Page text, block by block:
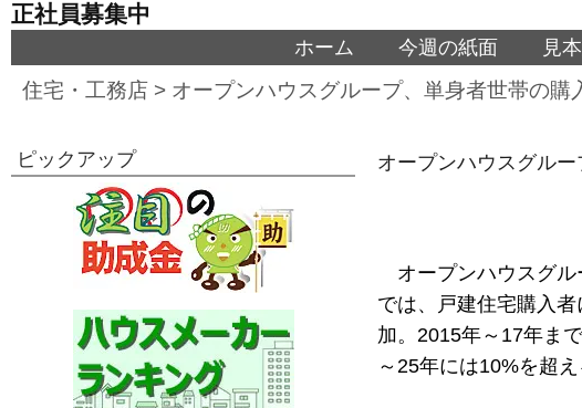
正社員募集中
ホーム 今週の紙面 見
住宅・工務店 > オープンハウスグループ、単身者世帯の
オープンハウスグル
オープンハウスグ
では、戸建住宅購入
加。2015年～17年ま
～25年には10%を超
ピックアップ